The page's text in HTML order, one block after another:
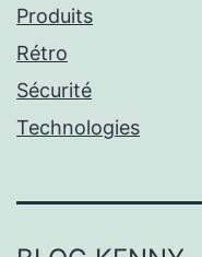
Produits
Rétro
Sécurité
Technologies